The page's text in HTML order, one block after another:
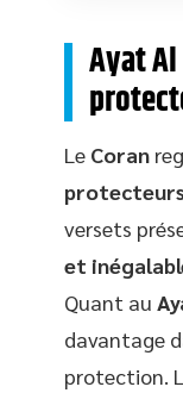
Ayat
Le Coran
versets
et
Quant au
davantage
protection.